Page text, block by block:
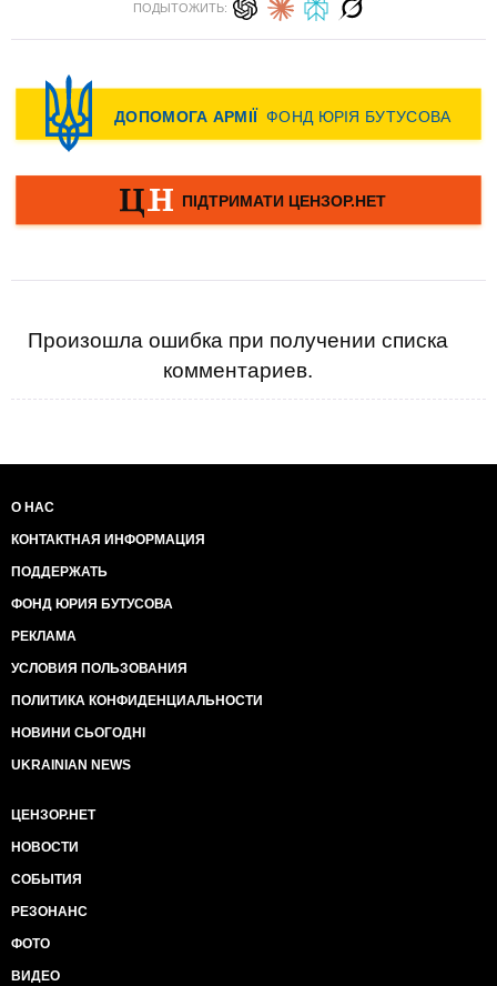
ПОДЫТОЖИТЬ:
Произошла ошибка при получении списка
комментариев.
О НАС
КОНТАКТНАЯ ИНФОРМАЦИЯ
ПОДДЕРЖАТЬ
ФОНД ЮРИЯ БУТУСОВА
РЕКЛАМА
УСЛОВИЯ ПОЛЬЗОВАНИЯ
ПОЛИТИКА КОНФИДЕНЦИАЛЬНОСТИ
НОВИНИ СЬОГОДНІ
UKRAINIAN NEWS
ЦЕНЗОР.НЕТ
НОВОСТИ
СОБЫТИЯ
РЕЗОНАНС
ФОТО
ВИДЕО